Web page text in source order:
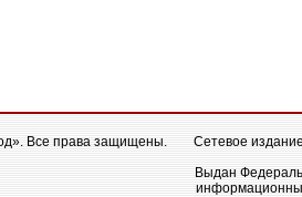
Все права защищены.
Сетевое
Выдан